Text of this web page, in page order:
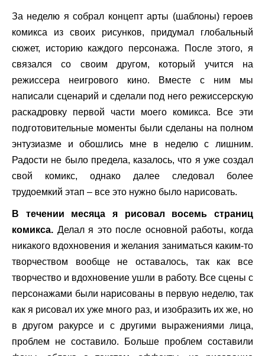
За неделю я собрал концепт арты (шаблоны) героев
комикса из своих рисунков, придумал глобальный
сюжет, историю каждого персонажа. После этого, я
связался со своим другом, который учится на
режиссера неигрового кино. Вместе с ним мы
написали сценарий и сделали под него режиссерскую
раскадровку первой части моего комикса. Все эти
подготовительные моменты были сделаны на полном
энтузиазме и обошлись мне в неделю с лишним.
Радости не было предела, казалось, что я уже создал
свой комикс, однако далее следовал более
трудоемкий этап – все это нужно было нарисовать.
В течении месяца я рисовал восемь страниц
комикса. Делал я это после основной работы, когда
никакого вдохновения и желания заниматься каким-то
творчеством вообще не оставалось, так как все
творчество и вдохновение ушли в работу. Все сцены с
персонажами были нарисованы в первую неделю, так
как я рисовал их уже много раз, и изобразить их же, но
в другом ракурсе и с другими выражениями лица,
проблем не составило. Больше проблем составили